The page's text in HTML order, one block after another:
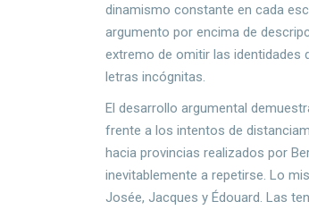
dinamismo constante en cada
argumento por encima de
extremo de omitir las identidades
letras incógnitas.
El desarrollo argumental
frente a los intentos de
hacia provincias realizados por
inevitablemente a repetirse. Lo
Josée, Jacques y Édouard. Las